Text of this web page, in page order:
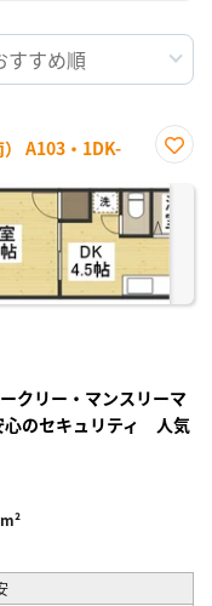
A103・1DK-
に入
り登
録
クリー・マンスリーマ
心のセキュリティ 人気